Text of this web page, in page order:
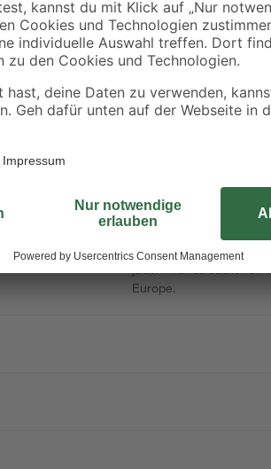
Winkel 90 Grad Ø
19,05 mm (3/4”)
2, 89€
'Carli'
22,99
Durch die eleganten
Variante des P2. Die
flachen
Optik. Zusätzlich als
Badheizkörper kann
jedem
Europe.